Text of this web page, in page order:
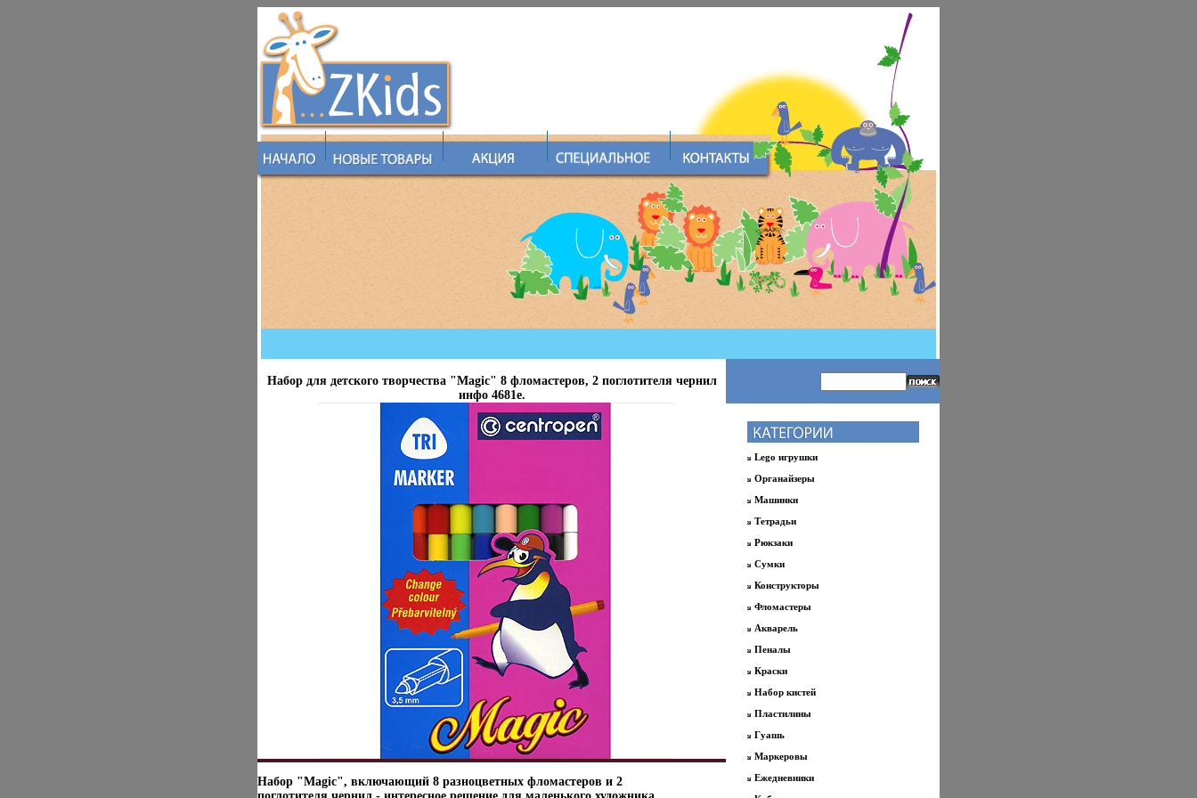
Набор для детского творчества "Magic" 8 фломастеров, 2 поглотителя чернил
инфо 4681e.
Набор "Magic", включающий 8 разноцветных фломастеров и 2
Lego игрушки
Органайзеры
Машинки
Тетрадьи
Рюкзаки
Сумки
Конструкторы
Фломастеры
Акварель
Пеналы
Краски
Набор кистей
Пластилины
Гуашь
Маркеровы
Ежедневники